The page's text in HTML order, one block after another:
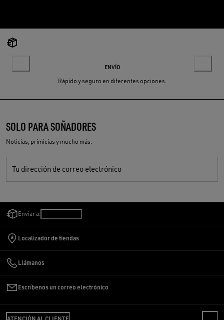
ENVÍO
Rápido y seguro en diferentes opciones.
SOLO PARA SOÑADORES
Noticias, primicias y mucho más.
Tu dirección de correo electrónico
Enviar a:
Localizador de tiendas
Llámanos
Escríbenos un correo electrónico